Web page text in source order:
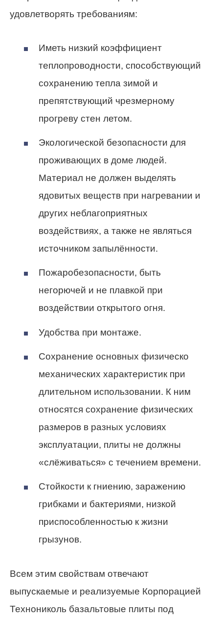
удовлетворять требованиям:
Иметь низкий коэффициент
теплопроводности, способствующий
сохранению тепла зимой и
препятствующий чрезмерному
прогреву стен летом.
Экологической безопасности для
проживающих в доме людей.
Материал не должен выделять
ядовитых веществ при нагревании и
других неблагоприятных
воздействиях, а также не являться
источником запылённости.
Пожаробезопасности, быть
негорючей и не плавкой при
воздействии открытого огня.
Удобства при монтаже.
Сохранение основных физическо
механических характеристик при
длительном использовании. К ним
относятся сохранение физических
размеров в разных условиях
эксплуатации, плиты не должны
«слёживаться» с течением времени.
Стойкости к гниению, заражению
грибками и бактериями, низкой
приспособленностью к жизни
грызунов.
Всем этим свойствам отвечают
выпускаемые и реализуемые Корпорацией
Технониколь базальтовые плиты под